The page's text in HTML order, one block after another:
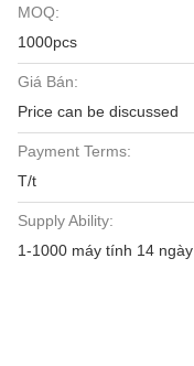
MOQ:
1000pcs
Giá Bán:
Price can be discussed
Payment Terms:
T/t
Supply Ability:
1-1000 máy tính 14 ngày